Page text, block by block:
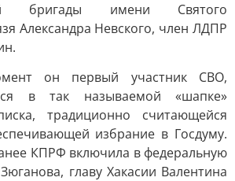
бригады имени Святого
Александра Невского, член ЛДПР
он первый участник СВО,
в так называемой «шапке»
традиционно считающейся
избрание в Госдуму.
КПРФ включила в федеральную
главу Хакасии Валентина